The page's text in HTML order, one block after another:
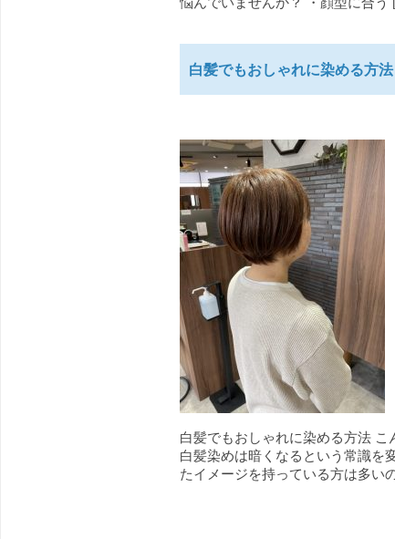
白髪でもおしゃれに染める方法
白髪でもおしゃれに染める方法 こ
白髪染めは暗くなるという常識を
たイメージを持っている方は多い